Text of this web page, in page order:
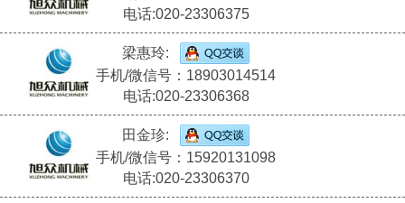
电话:020-23306375
梁惠玲:
手机/微信号：18903014514
电话:020-23306368
田金珍:
手机/微信号：15920131098
电话:020-23306370